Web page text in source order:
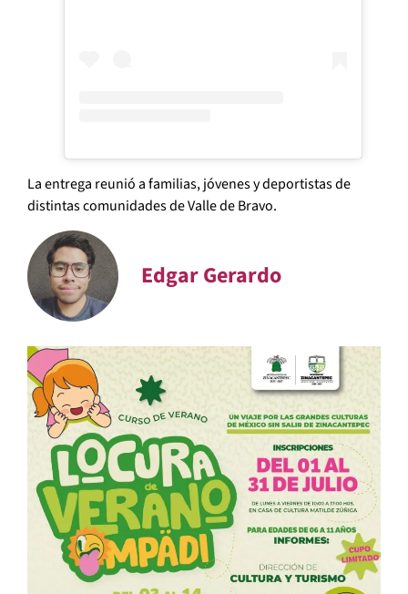
La entrega reunió a familias, jóvenes y deportistas de
distintas comunidades de Valle de Bravo.
Edgar Gerardo